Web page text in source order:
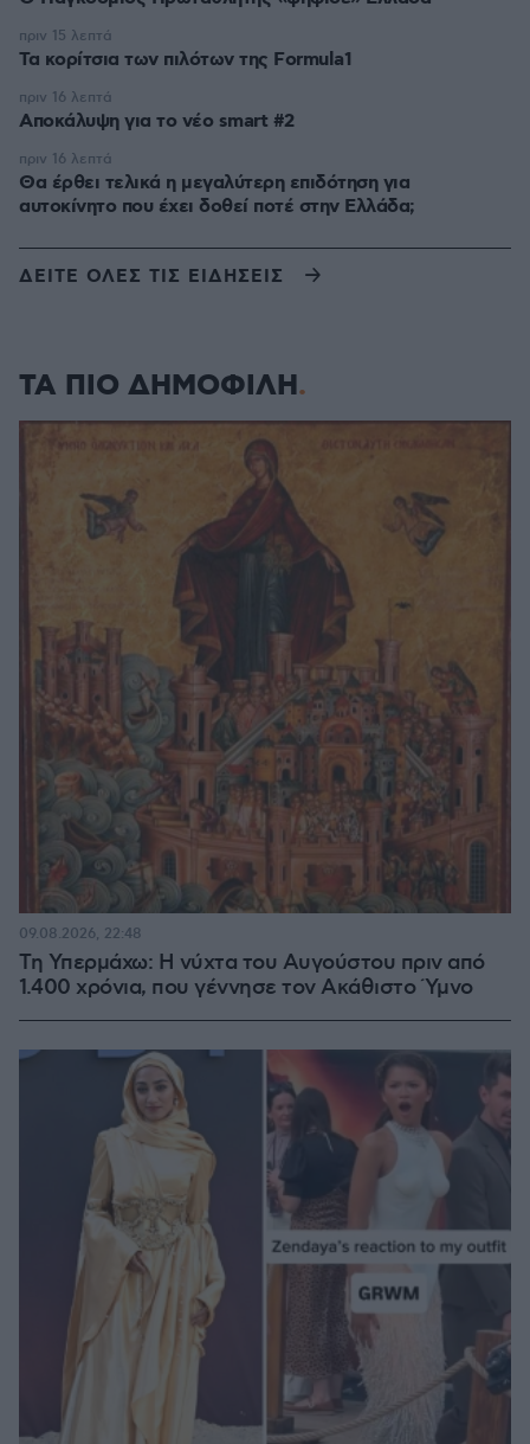
Τα κορίτσια των πιλότων της Formula1
πριν 15 λεπτά
Αποκάλυψη για το νέο smart #2
πριν 16 λεπτά
Θα έρθει τελικά η μεγαλύτερη επιδότηση για
αυτοκίνητο που έχει δοθεί ποτέ στην Ελλάδα;
πριν 16 λεπτά
ΔΕΙΤΕ ΟΛΕΣ ΤΙΣ ΕΙΔΗΣΕΙΣ
ΤΑ ΠΙΟ ΔΗΜΟΦΙΛΗ
Τη Υπερμάχω: Η νύχτα του Αυγούστου πριν από
1.400 χρόνια, που γέννησε τον Ακάθιστο Ύμνο
09.08.2026, 22:48